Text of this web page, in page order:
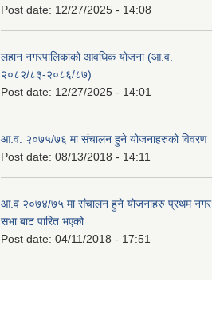
Post date: 12/27/2025 - 14:08
लहान नगरपालिकाको आवधिक योजना (आ.व.
२०८२/८३-२०८६/८७)
Post date: 12/27/2025 - 14:01
आ.व. २०७५/७६ मा संचालन हुने योजनाहरुको विवरण
Post date: 08/13/2018 - 14:11
आ.व २०७४/७५ मा संचालन हुने योजनाहरु प्रथम नगर
सभा बाट पारित भएको
Post date: 04/11/2018 - 17:51